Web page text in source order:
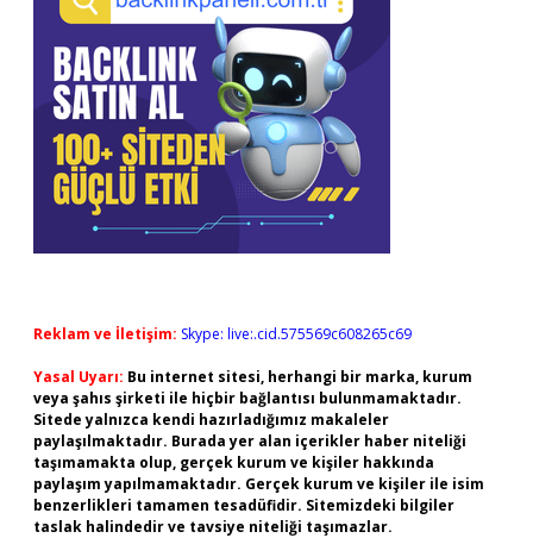
Reklam ve İletişim: Skype: live:.cid.575569c608265c69
Yasal Uyarı: Bu internet sitesi, herhangi bir marka, kurum
veya şahıs şirketi ile hiçbir bağlantısı bulunmamaktadır.
Sitede yalnızca kendi hazırladığımız makaleler
paylaşılmaktadır. Burada yer alan içerikler haber niteliği
taşımamakta olup, gerçek kurum ve kişiler hakkında
paylaşım yapılmamaktadır. Gerçek kurum ve kişiler ile isim
benzerlikleri tamamen tesadüfidir. Sitemizdeki bilgiler
taslak halindedir ve tavsiye niteliği taşımazlar.